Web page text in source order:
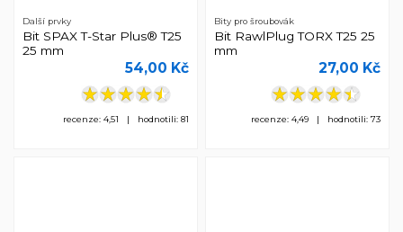
Další prvky
Bit SPAX T-Star Plus® T25
25 mm
54,00 Kč
recenze: 4,51 | hodnotili: 81
Bity pro šroubovák
Bit RawlPlug TORX T25 25
mm
27,00 Kč
recenze: 4,49 | hodnotili: 73